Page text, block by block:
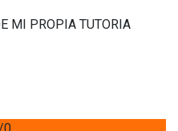
MI PROPIA TUTORIA